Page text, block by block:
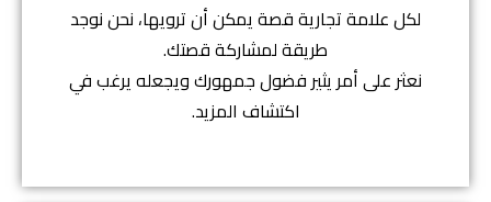
لكل علامة تجارية قصة يمكن أن ترويها، نحن نوجد
طريقة لمشاركة قصتك.
نعثر على أمر يثير فضول جمهورك ويجعله يرغب في
اكتشاف المزيد.